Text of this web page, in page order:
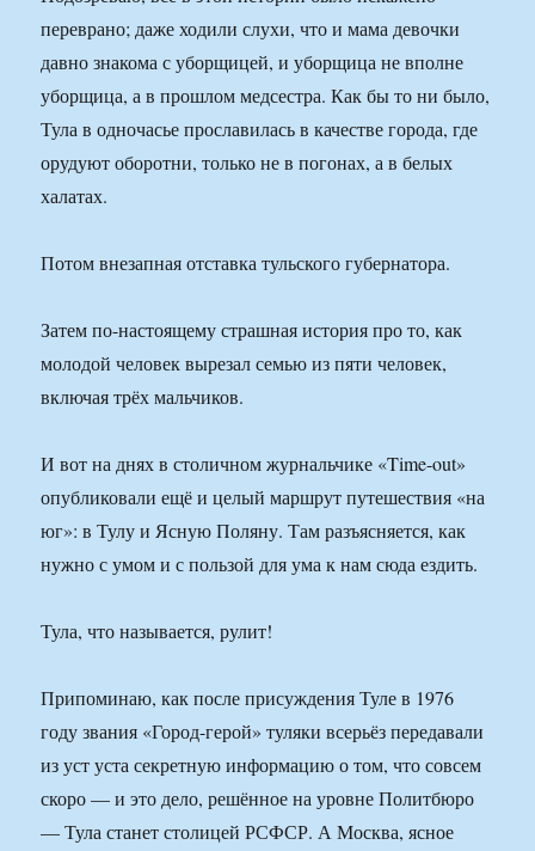
переврано; даже ходили слухи, что и мама девочки
давно знакома с уборщицей, и уборщица не вполне
уборщица, а в прошлом медсестра. Как бы то ни было,
Тула в одночасье прославилась в качестве города, где
орудуют оборотни, только не в погонах, а в белых
халатах.
Потом внезапная отставка тульского губернатора.
Затем по-настоящему страшная история про то, как
молодой человек вырезал семью из пяти человек,
включая трёх мальчиков.
И вот на днях в столичном журнальчике «Time-out»
опубликовали ещё и целый маршрут путешествия «на
юг»: в Тулу и Ясную Поляну. Там разъясняется, как
нужно с умом и с пользой для ума к нам сюда ездить.
Тула, что называется, рулит!
Припоминаю, как после присуждения Туле в 1976
году звания «Город-герой» туляки всерьёз передавали
из уст уста секретную информацию о том, что совсем
скоро — и это дело, решённое на уровне Политбюро
— Тула станет столицей РСФСР. А Москва, ясное